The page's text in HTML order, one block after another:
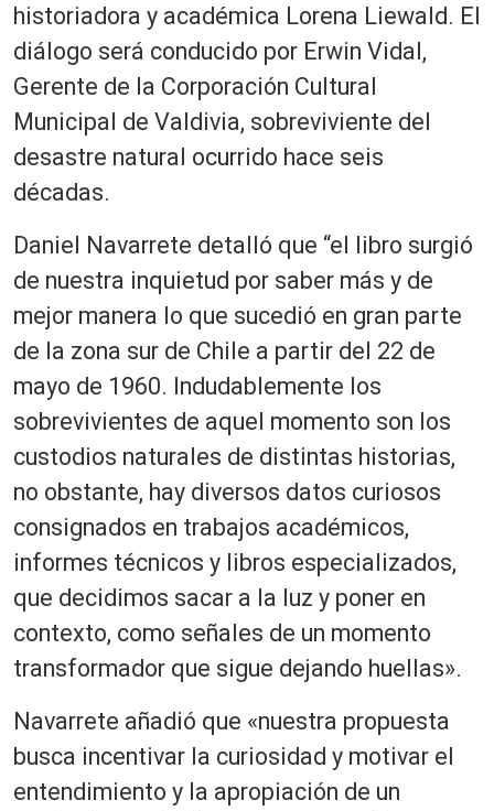
historiadora y académica Lorena Liewald. El
diálogo será conducido por Erwin Vidal,
Gerente de la Corporación Cultural
Municipal de Valdivia, sobreviviente del
desastre natural ocurrido hace seis
décadas.
Daniel Navarrete detalló que “el libro surgió
de nuestra inquietud por saber más y de
mejor manera lo que sucedió en gran parte
de la zona sur de Chile a partir del 22 de
mayo de 1960. Indudablemente los
sobrevivientes de aquel momento son los
custodios naturales de distintas historias,
no obstante, hay diversos datos curiosos
consignados en trabajos académicos,
informes técnicos y libros especializados,
que decidimos sacar a la luz y poner en
contexto, como señales de un momento
transformador que sigue dejando huellas».
Navarrete añadió que «nuestra propuesta
busca incentivar la curiosidad y motivar el
entendimiento y la apropiación de un